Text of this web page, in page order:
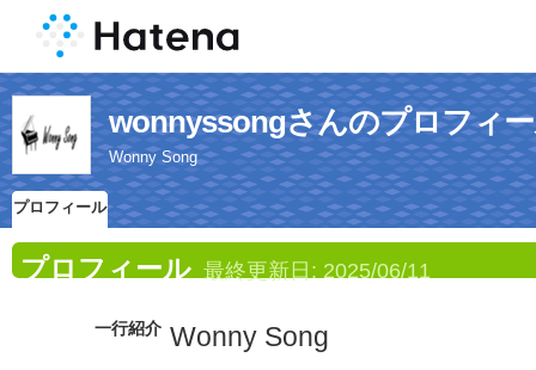
wonnyssongさんのプロフィ
Wonny Song
プロフィール
プロフィール 最終更新日: 2025/06/11
一行紹介 Wonny Song